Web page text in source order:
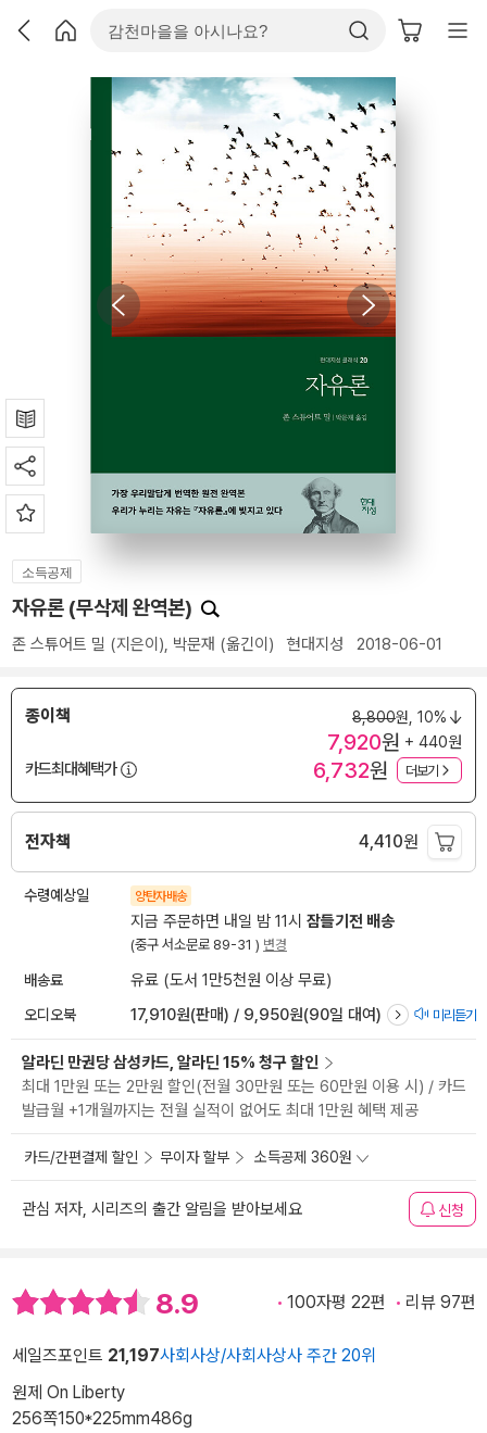
소득공제
자유론 (무삭제 완역본)
존 스튜어트 밀 (지은이), 박문재 (옮긴이)현대지성 2018-06-01
종이책 8,800원, 10%
7,920원 + 440원
카드최대혜택가
6,732원 더보기
전자책 4,410원
수령예상일 양탄자배송
지금 주문하면 내일 밤 11시 잠들기전 배송
(중구 서소문로 89-31 ) 변경
배송료 유료 (도서 1만5천원 이상 무료)
오디오북 17,910원(판매) / 9,950원(90일 대여) 미리듣기
알라딘 만권당 삼성카드, 알라딘 15% 청구 할인
최대 1만원 또는 2만원 할인(전월 30만원 또는 60만원 이용 시) / 카드
발급월 +1개월까지는 전월 실적이 없어도 최대 1만원 혜택 제공
카드/간편결제 할인 무이자 할부 소득공제 360원
관심 저자, 시리즈의 출간 알림을 받아보세요 신청
8.9 100자평 22편 리뷰 97편
세일즈포인트 21,197사회사상/사회사상사 주간 20위
원제 On Liberty
256쪽150*225mm486g